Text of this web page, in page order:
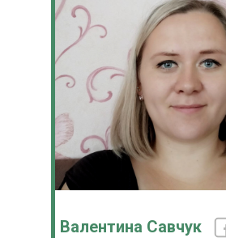
Валентина Савчук